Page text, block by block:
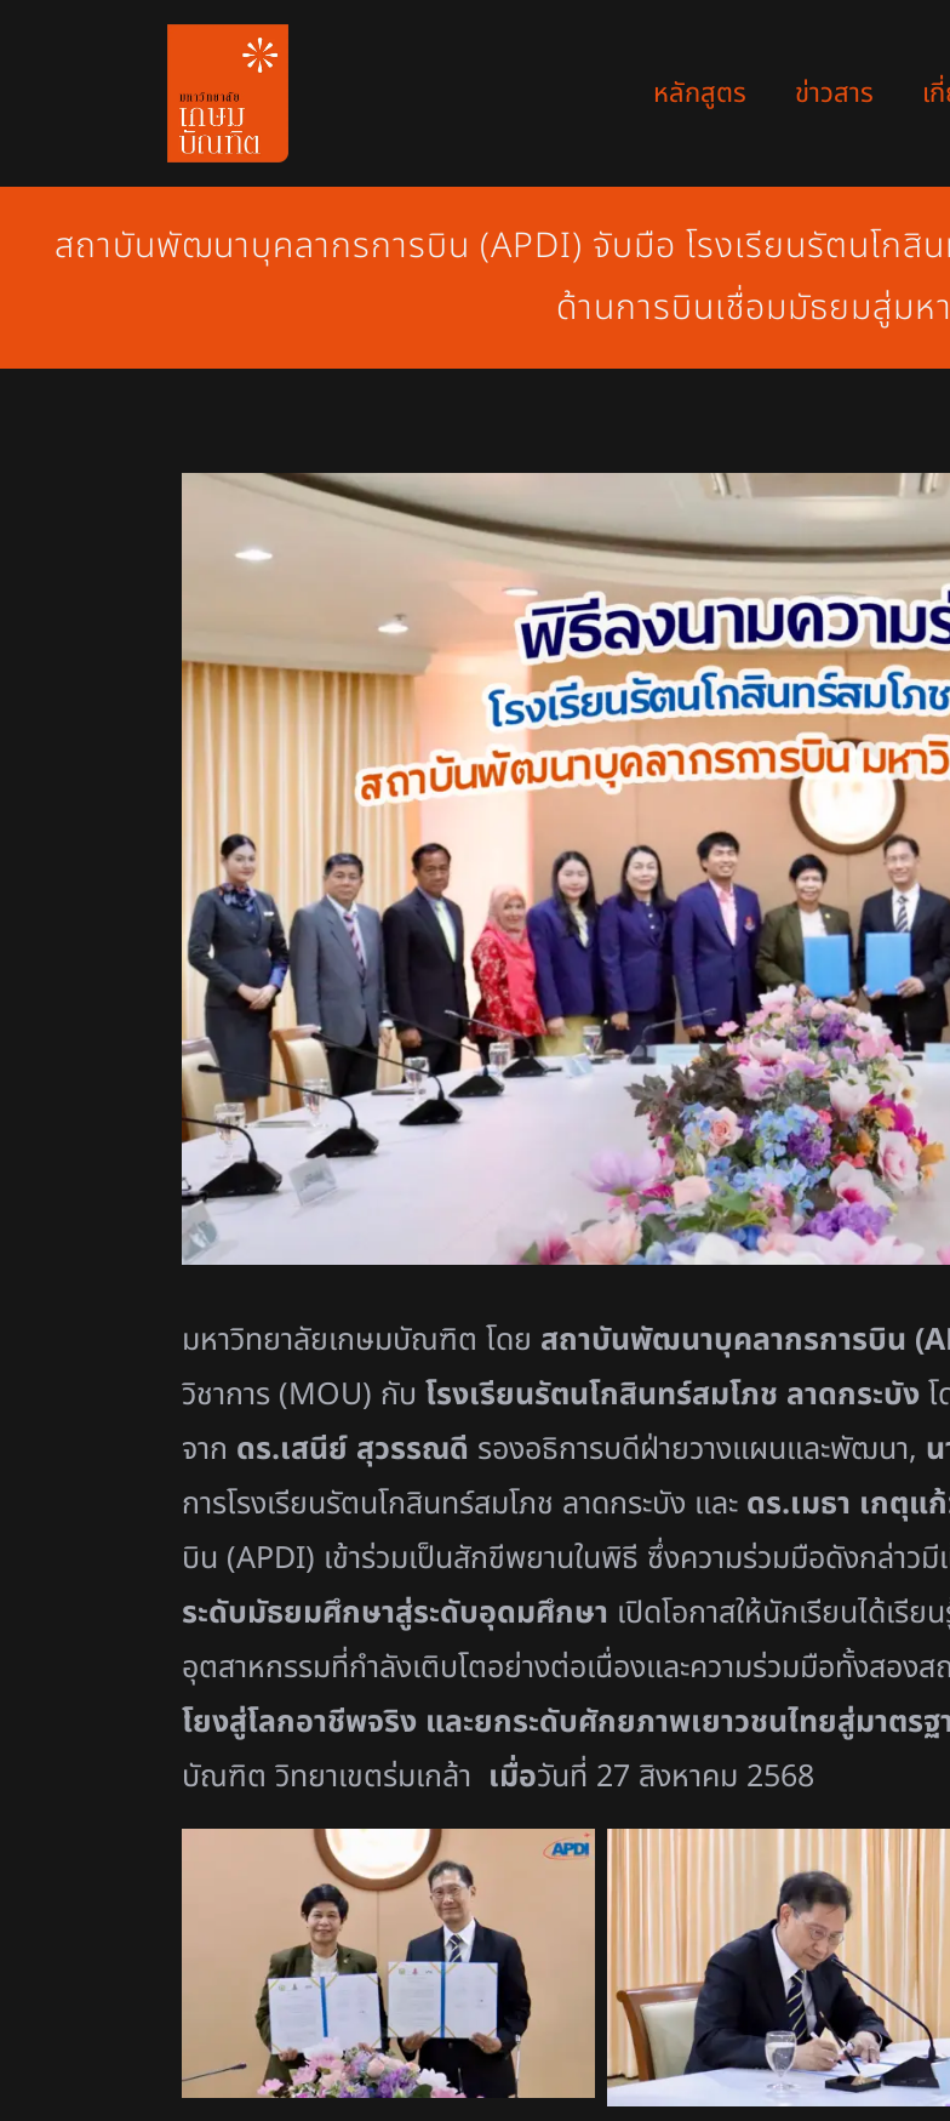
หลักสูตร ข่าวสาร เ
สถาบันพัฒนาบุคลากรการบิน (APDI) จับมือ โรงเรียนรัตนโกสิ
ด้านการบินเชื่อมมัธยมสู่มห
มหาวิทยาลัยเกษมบัณฑิต โดย สถาบันพัฒนาบุคลากรการบิน (
วิชาการ (MOU) กับ โรงเรียนรัตนโกสินทร์สมโภช ลาดกระบังโ
จาก ดร.เสนีย์ สุวรรณดี รองอธิการบดีฝ่ายวางแผนและพัฒนา,
การโรงเรียนรัตนโกสินทร์สมโภช ลาดกระบัง และ ดร.เมธา เกตุแ
บิน (APDI) เข้าร่วมเป็นสักขีพยานในพิธี ซึ่งความร่วมมือดังกล่าวมี
ระดับมัธยมศึกษาสู่ระดับอุดมศึกษา เปิดโอกาสให้นักเรียนได้เรีย
อุตสาหกรรมที่กำลังเติบโตอย่างต่อเนื่องและความร่วมมือทั้งสองส
โยงสู่โลกอาชีพจริง และยกระดับศักยภาพเยาวชนไทยสู่มาตร
บัณฑิต วิทยาเขตร่มเกล้า เมื่อวันที่ 27 สิงหาคม 2568